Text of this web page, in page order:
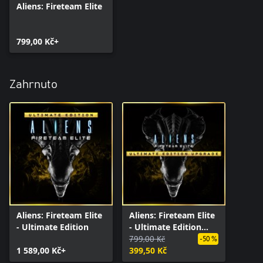
Aliens: Fireteam Elite
799,00 Kč+
Zahrnuto
Aliens: Fireteam Elite
- Ultimate Edition
1 589,00 Kč+
Aliens: Fireteam Elite
- Ultimate Edition
Upgrade
799,00 Kč
399,50 Kč
-50 %